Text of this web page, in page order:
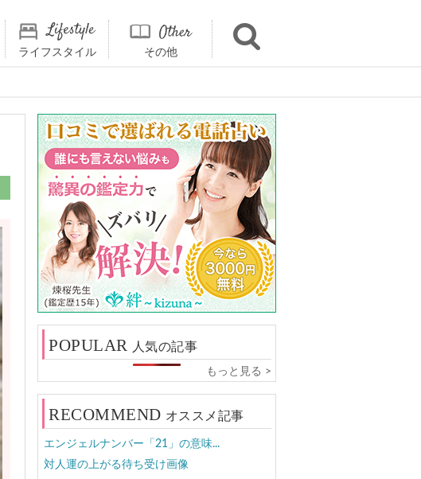
ライフスタイル その他
POPULAR 人気の記事
もっと見る >
RECOMMEND オススメ記事
エンジェルナンバー「21」の意味...
対人運の上がる待ち受け画像